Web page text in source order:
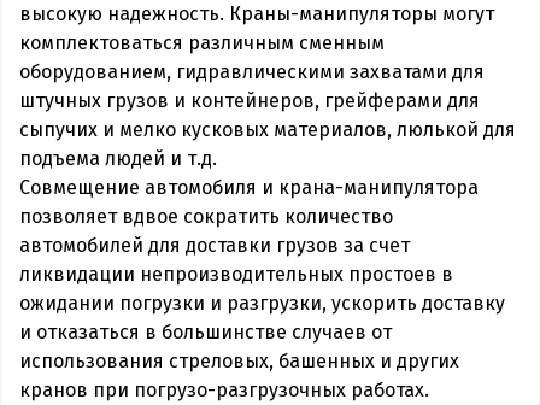
высокую надежность. Краны-манипуляторы могут
комплектоваться различным сменным
оборудованием, гидравлическими захватами для
штучных грузов и контейнеров, грейферами для
сыпучих и мелко кусковых материалов, люлькой для
подъема людей и т.д.
Совмещение автомобиля и крана-манипулятора
позволяет вдвое сократить количество
автомобилей для доставки грузов за счет
ликвидации непроизводительных простоев в
ожидании погрузки и разгрузки, ускорить доставку
и отказаться в большинстве случаев от
использования стреловых, башенных и других
кранов при погрузо-разгрузочных работах.